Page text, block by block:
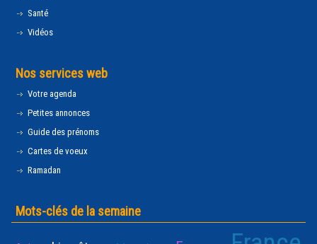
Santé
Vidéos
Nos services web
Votre agenda
Petites annonces
Guide des prénoms
Cartes de voeux
Ramadan
Mots-clés de la semaine